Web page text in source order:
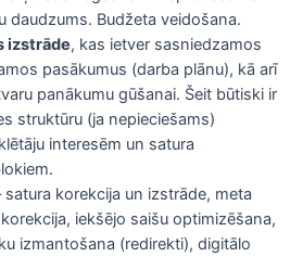
daudzums. Budžeta veidošana.
izstrāde, kas ietver sasniedzamos
pasākumus (darba plānu), kā arī
panākumu gūšanai. Šeit būtiski ir
struktūru (ja nepieciešams)
interesēm un satura
korekcija un izstrāde, meta
iekšējo saišu optimizēšana,
izmantošana (redirekti), digitālo